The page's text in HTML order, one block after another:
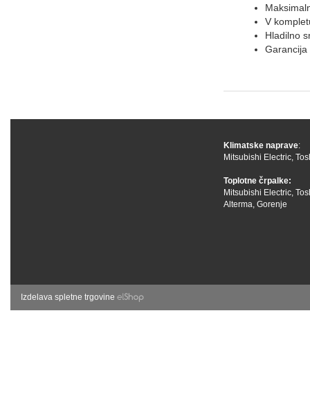
V
Hladilno
Garancija
Klimatske naprave:
Mitsubishi Electric,
Toplotne črpalke:
Mitsubishi Electric,
Alterma, Gorenje
Izdelava spletne trgovine